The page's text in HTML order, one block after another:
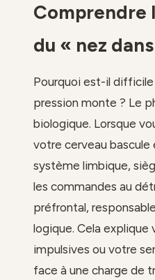
Comprendre
du « nez
Pourquoi est-il difficile
pression monte ? Le
biologique. Lorsque
votre cerveau bascule
système limbique,
les commandes au
préfrontal,
logique. Cela explique
impulsives ou votre
face à une charge de